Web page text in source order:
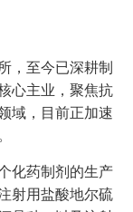
，至今已深耕制
心主业，聚焦抗
域，目前正加速
化药制剂的生产
射用盐酸地尔硫